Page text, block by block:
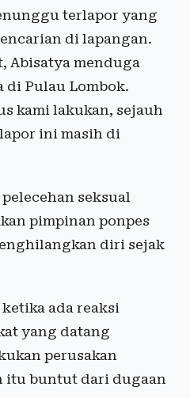
terlapor yang
di lapangan.
Abisatya menduga
di Pulau Lombok.
kami lakukan, sejauh
ini masih di
seksual
pimpinan ponpes
diri sejak
ada reaksi
yang datang
perusakan
itu buntut dari dugaan